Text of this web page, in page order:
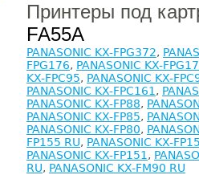
Принтеры под
FA55A
PANASONIC KX-FPG372,
FPG176, PANASONIC KX-
KX-FPC95, PANASONIC KX-
PANASONIC KX-FPC161 ,
PANASONIC KX-FP88,
PANASONIC KX-FP85,
PANASONIC KX-FP80,
FP155 RU, PANASONIC KX-
PANASONIC KX-FP151 ,
RU, PANASONIC KX-FM90 RU